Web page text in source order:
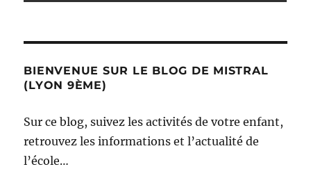
BIENVENUE SUR LE BLOG DE MISTRAL
(LYON 9ÈME)
Sur ce blog, suivez les activités de votre enfant,
retrouvez les informations et l’actualité de
l’école…